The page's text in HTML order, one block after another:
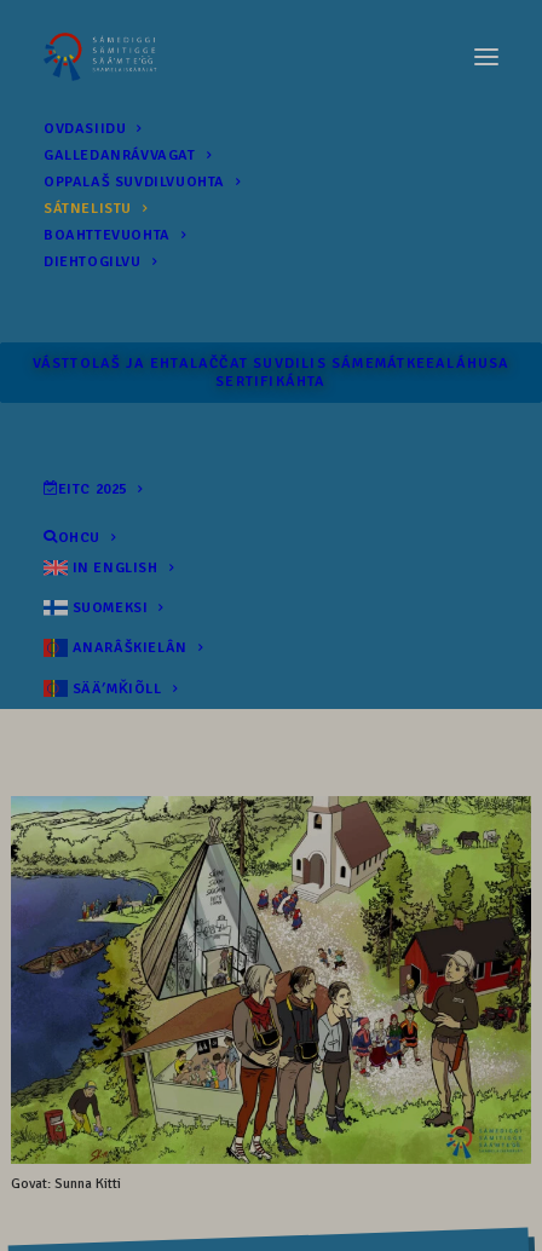
OVDASIIDU
GALLEDANRÁVVAGAT
OPPALAŠ SUVDILVUOHTA
SÁTNELISTU
BOAHTTEVUOHTA
DIEHTOGILVU
VÁSTTOLAŠ JA EHTALAČČAT SUVDILIS SÁME­MÁTKEEALÁHUSA
SERTIFIKÁHTA
EITC 2025
OHCU
IN ENGLISH
SUOMEKSI
ANARÂŠKIELÂN
SÄÄʹMǨIÕLL
Govat: Sunna Kitti